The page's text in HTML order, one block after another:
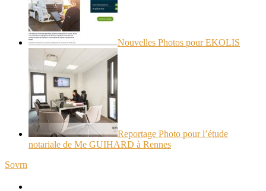
Nouvelles Photos pour EKOLIS
Reportage Photo pour l’étude
notariale de Me GUIHARD à Rennes
Sovrn